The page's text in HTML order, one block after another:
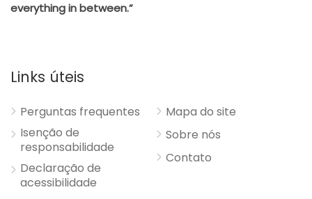
everything in between.”
Links úteis
Perguntas frequentes
Isenção de
responsabilidade
Declaração de
acessibilidade
Mapa do site
Sobre nós
Contato